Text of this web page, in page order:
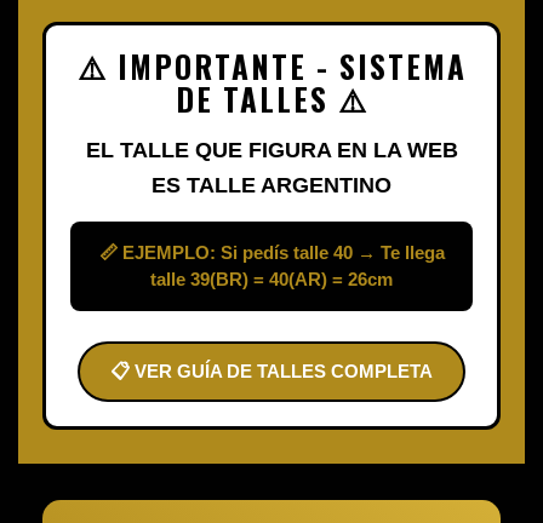
⚠️ IMPORTANTE - SISTEMA
DE TALLES ⚠️
EL TALLE QUE FIGURA EN LA WEB
ES TALLE ARGENTINO
📏 EJEMPLO: Si pedís talle 40 → Te llega
talle 39(BR) = 40(AR) = 26cm
📋 VER GUÍA DE TALLES COMPLETA